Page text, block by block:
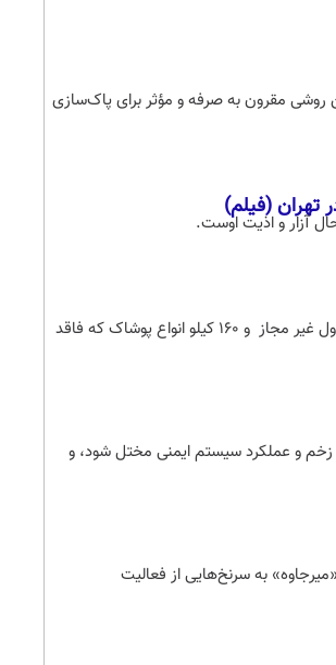
روشی مقرون به صرفه و مؤثر برای پاک‌سازی
تهران (فیلم)
آزار و اذیت اوست.
سرهنگ" شکرالله پورخاقان" ادامه افزود: در بازرسی صورت گرفته از این اتوبوس ، 130 هزار عدد قرص ترامادول غیر مجاز و 160 کیلو انواع پوشاک که فاقد
و عملکرد سیستم ایمنی مختل شود، و
به سرنخ‌هایی از فعالیت